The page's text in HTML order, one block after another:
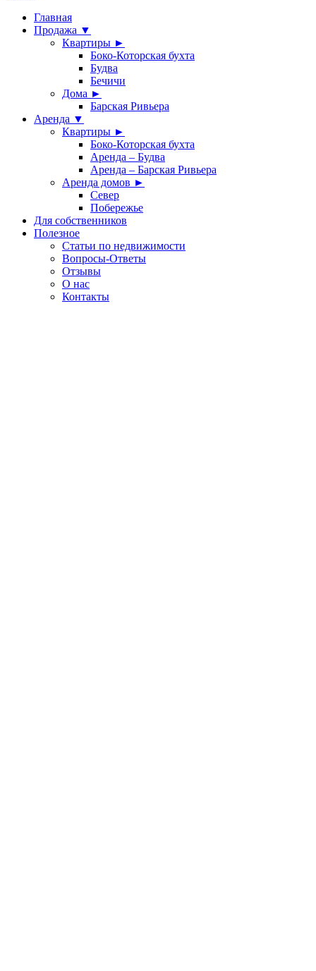
Главная
Продажа ▼
Квартиры ►
Боко-Которская бухта
Будва
Бечичи
Дома ►
Барская Ривьера
Аренда ▼
Квартиры ►
Боко-Которская бухта
Аренда – Будва
Аренда – Барская Ривьера
Аренда домов ►
Север
Побережье
Для собственников
Полезное
Статьи по недвижимости
Вопросы-Ответы
Отзывы
О нас
Контакты